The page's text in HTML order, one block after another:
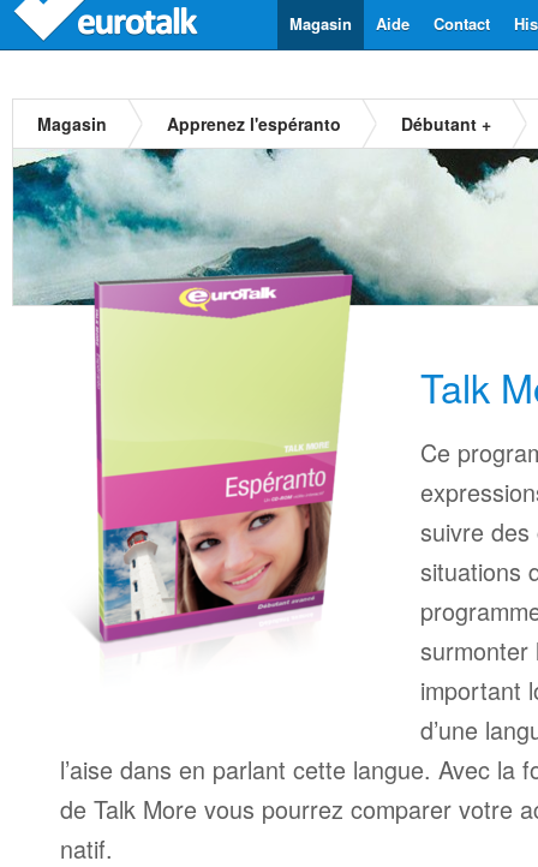
Contact
Aide
Magasin
Magasin Apprenez l'espéranto Débutant +
Talk
Ce
suivre
situations
surmonter
important
d’une
l’aise dans en parlant cette langue. Avec la
de Talk More vous pourrez comparer votre
natif.